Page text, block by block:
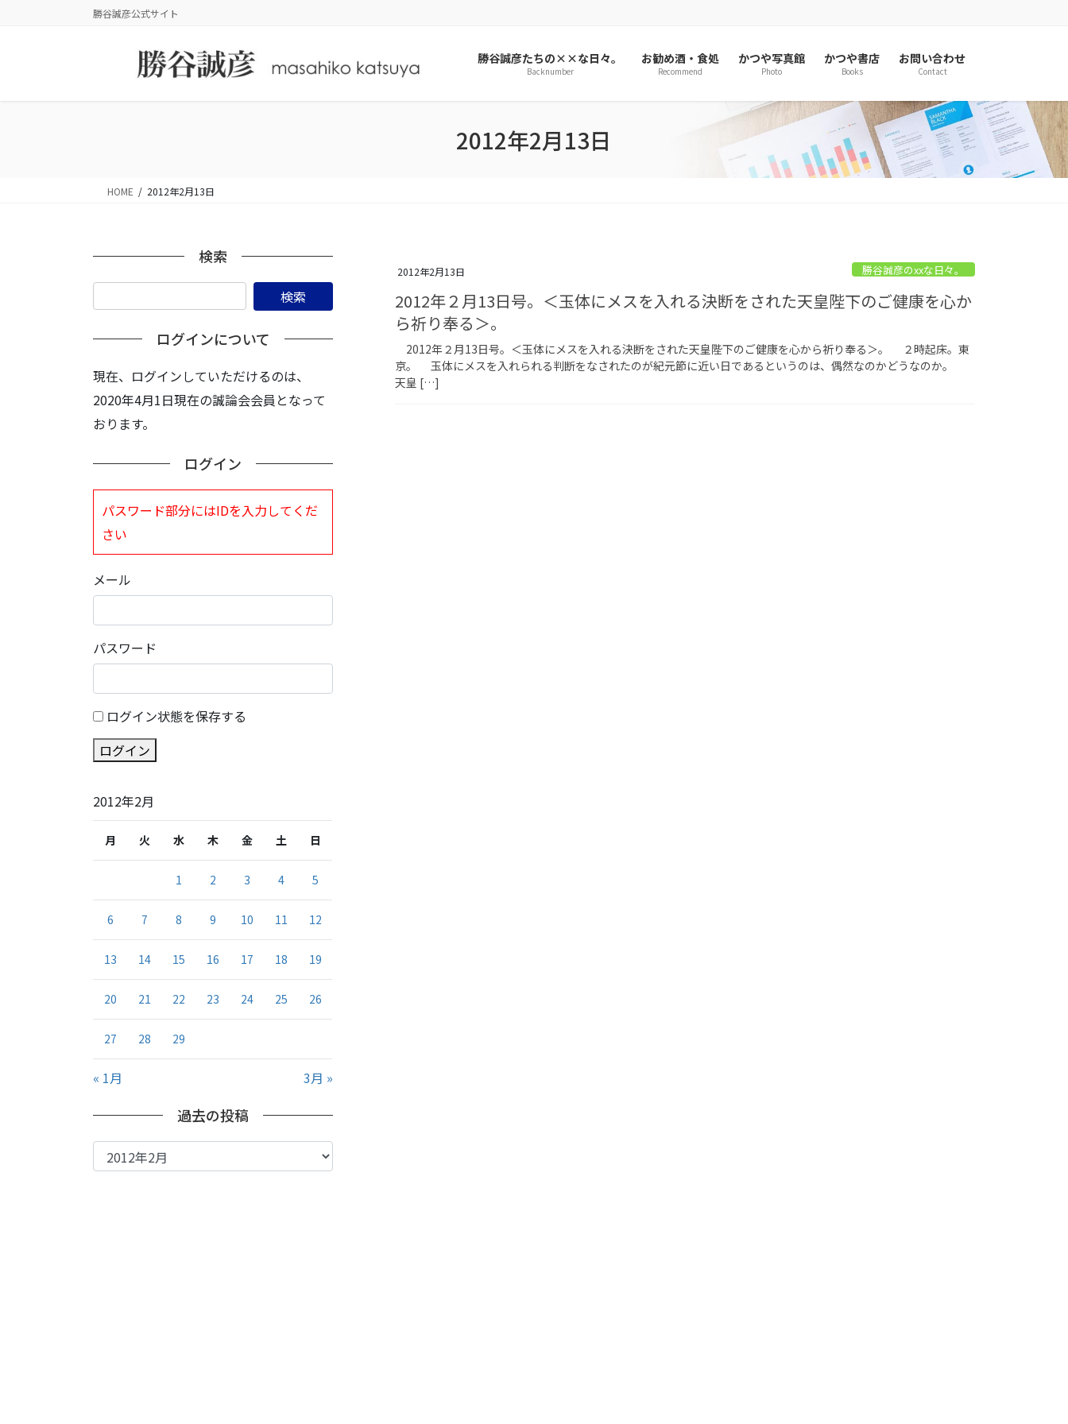
勝谷誠彦公式サイト
勝谷誠彦たちの××な日々。
Backnumber
お勧め酒・食処
Recommend
かつや写真館
Photo
かつや書店
Books
お問い合わせ
Contact
2012年2月13日
HOME 2012年2月13日
2012年2月13日 勝谷誠彦のxxな日々。
2012年２月13日号。＜玉体にメスを入れる決断をされた天皇陛下のご健康を心か
ら祈り奉る＞。
2012年２月13日号。＜玉体にメスを入れる決断をされた天皇陛下のご健康を心から祈り奉る＞。 ２時起床。東
京。 玉体にメスを入れられる判断をなされたのが紀元節に近い日であるというのは、偶然なのかどうなのか。
天皇 […]
検索
ログインについて
現在、ログインしていただけるのは、
2020年4月1日現在の誠論会会員となって
おります。
ログイン
パスワード部分にはIDを入力してくだ
さい
メール
パスワード
ログイン状態を保存する
ログイン
2012年2月
月 火 水 木 金 土 日
1 2 3 4 5
6 7 8 9 10 11 12
13 14 15 16 17 18 19
20 21 22 23 24 25 26
27 28 29
« 1月 3月 »
過去の投稿
過
去